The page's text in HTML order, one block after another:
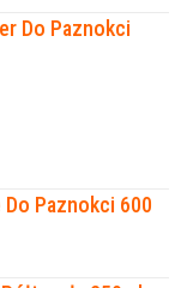
Do Paznokci
Paznokci 600